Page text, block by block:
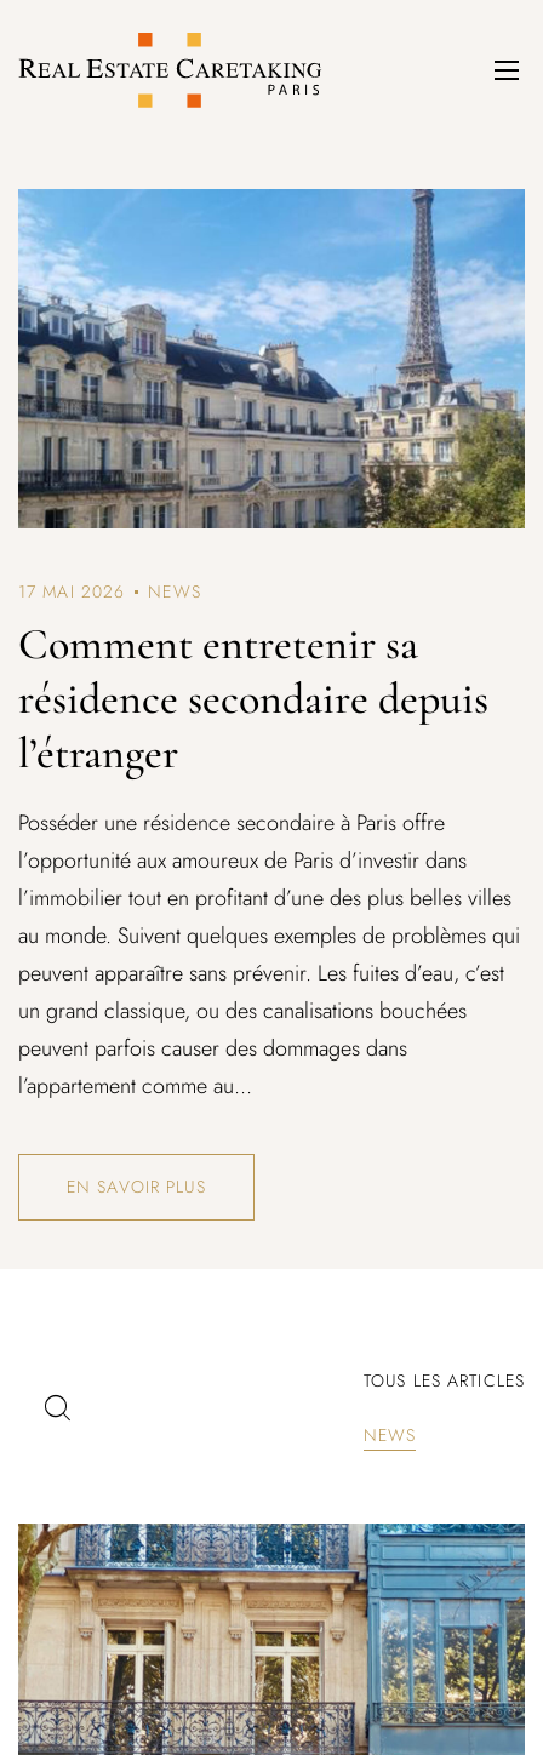
17 MAI 2026 NEWS
Comment entretenir sa
résidence secondaire depuis
l’étranger
Posséder une résidence secondaire à Paris offre
l’opportunité aux amoureux de Paris d’investir dans
l’immobilier tout en profitant d’une des plus belles villes
au monde. Suivent quelques exemples de problèmes qui
peuvent apparaître sans prévenir. Les fuites d’eau, c’est
un grand classique, ou des canalisations bouchées
peuvent parfois causer des dommages dans
l’appartement comme au...
EN SAVOIR PLUS
TOUS LES ARTICLES
NEWS